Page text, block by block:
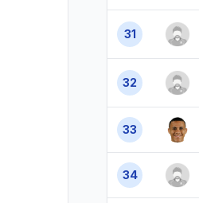
31
32
33
34